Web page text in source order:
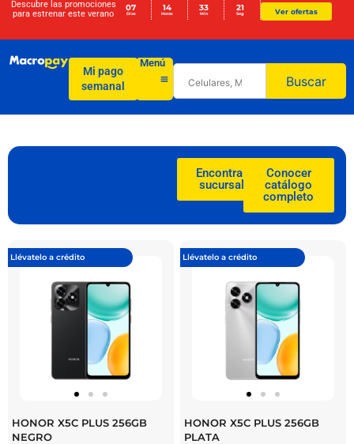
Descubre las promociones
para estrenar este verano
07
Días
14
Horas
33
Min
21
Seg Ver ofertas
Mi pago
semanal
Menú
Buscar
Encontrar
sucursal
Conocer
catálogo
completo
Llévatelo a crédito
HONOR X5C PLUS 256GB
NEGRO
Llévatelo a crédito
HONOR X5C PLUS 256GB
PLATA